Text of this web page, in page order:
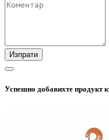
Изпрати
Успешно добавихте продукт